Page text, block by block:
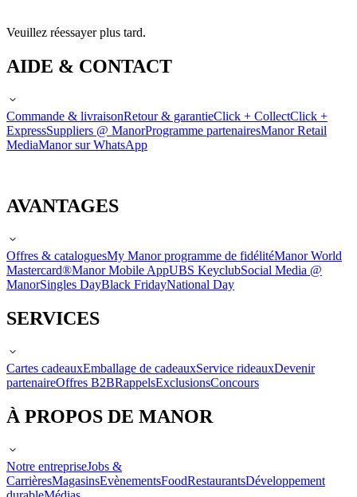
Veuillez réessayer plus tard.
AIDE & CONTACT
Commande & livraisonRetour & garantieClick + CollectClick +
ExpressSuppliers @ ManorProgramme partenairesManor Retail
MediaManor sur WhatsApp
AVANTAGES
Offres & cataloguesMy Manor programme de fidélitéManor World
Mastercard®Manor Mobile AppUBS KeyclubSocial Media @
ManorSingles DayBlack FridayNational Day
SERVICES
Cartes cadeauxEmballage de cadeauxService rideauxDevenir
partenaireOffres B2BRappelsExclusionsConcours
À PROPOS DE MANOR
Notre entrepriseJobs &
CarrièresMagasinsEvènementsFoodRestaurantsDéveloppement